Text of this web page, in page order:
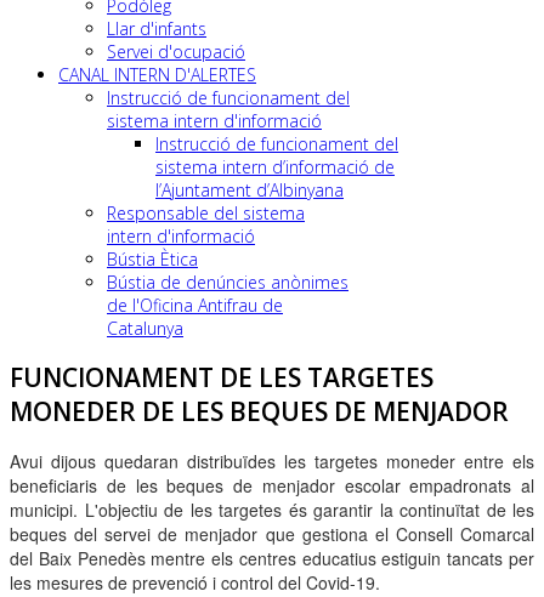
Podòleg
Llar d'infants
Servei d'ocupació
CANAL INTERN D'ALERTES
Instrucció de funcionament del
sistema intern d'informació
Instrucció de funcionament del
sistema intern d’informació de
l’Ajuntament d’Albinyana
Responsable del sistema
intern d'informació
Bústia Ètica
Bústia de denúncies anònimes
de l'Oficina Antifrau de
Catalunya
FUNCIONAMENT DE LES TARGETES
MONEDER DE LES BEQUES DE MENJADOR
Avui dijous quedaran distribuïdes les targetes moneder entre els
beneficiaris de les beques de menjador escolar empadronats al
municipi. L'objectiu de les targetes és garantir la continuïtat de les
beques del servei de menjador que gestiona el Consell Comarcal
del Baix Penedès mentre els centres educatius estiguin tancats per
les mesures de prevenció i control del Covid-19.